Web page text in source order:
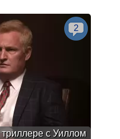
с Уиллом
2